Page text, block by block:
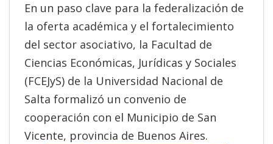
En un paso clave para la federalización de
la oferta académica y el fortalecimiento
del sector asociativo, la Facultad de
Ciencias Económicas, Jurídicas y Sociales
(FCEJyS) de la Universidad Nacional de
Salta formalizó un convenio de
cooperación con el Municipio de San
Vicente, provincia de Buenos Aires.